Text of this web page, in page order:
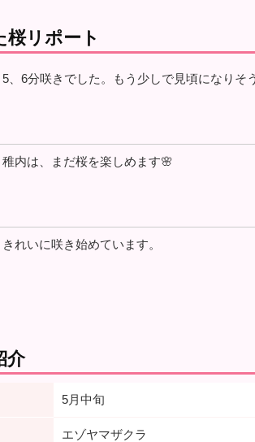
桜リポート
5、6分咲きでした。もう少しで見頃になりそ
稚内は、まだ桜を楽しめます🌸
きれいに咲き始めています。
介
5月中旬
エゾヤマザクラ